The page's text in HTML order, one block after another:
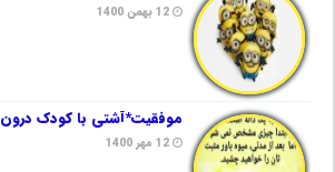
12 بهمن 1400
موفقیت*آشتی با کودک درون
12 مهر 1400